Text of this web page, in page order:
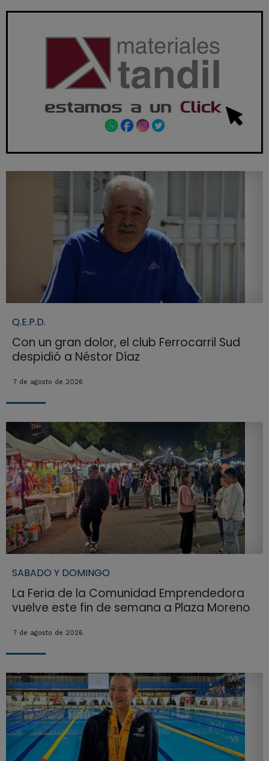
Q.E.P.D.
Con un gran dolor, el club Ferrocarril Sud
despidió a Néstor Díaz
7 de agosto de 2026
SABADO Y DOMINGO
La Feria de la Comunidad Emprendedora
vuelve este fin de semana a Plaza Moreno
7 de agosto de 2026